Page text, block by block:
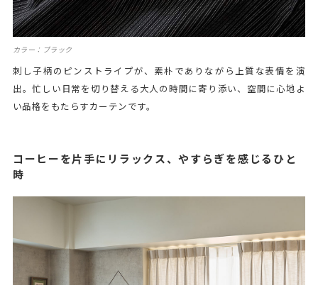
カラー：ブラック
刺し子柄のピンストライプが、素朴でありながら上質な表情を演
出。忙しい日常を切り替える大人の時間に寄り添い、空間に心地よ
い品格をもたらすカーテンです。
コーヒーを片手にリラックス、やすらぎを感じるひと
時